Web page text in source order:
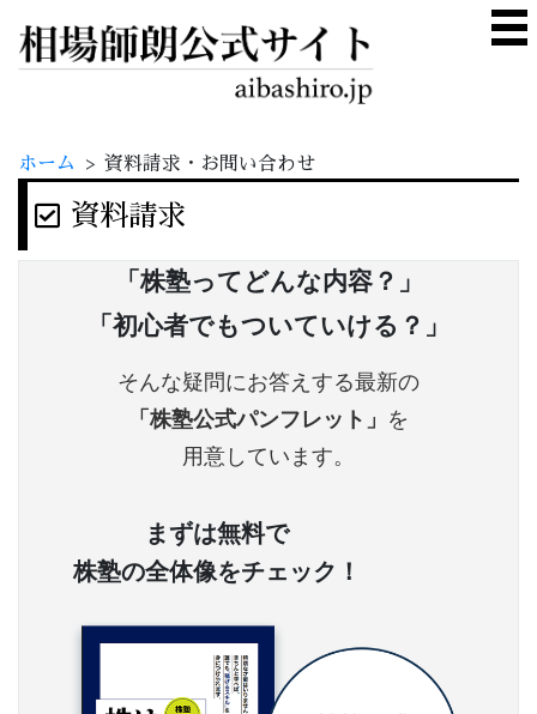
ホーム > 資料請求・お問い合わせ
資料請求
「株塾ってどんな内容？」
「初心者でもついていける？」
そんな疑問にお答えする最新の
「株塾公式パンフレット」 を
用意しています。
まずは無料で
株塾の全体像をチェック！